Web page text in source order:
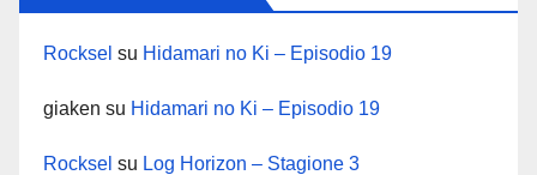
Rocksel su Hidamari no Ki – Episodio 19
giaken su Hidamari no Ki – Episodio 19
Rocksel su Log Horizon – Stagione 3